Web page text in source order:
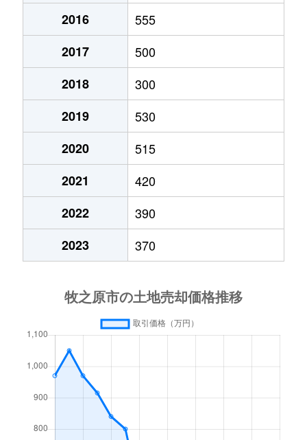
810万円 金谷
140万円 金谷
540万円 島田(静岡)
210万円 島田(静岡)
1,500万円 島田(静岡)
1,300万円 島田(静岡)
370万円 島田(静岡)
73万円 島田(静岡)
68万円 島田(静岡)
140万円 島田(静岡)
細江
690万円
2016
555
2017
500
2018
300
2019
530
2020
515
2021
420
2022
390
2023
370